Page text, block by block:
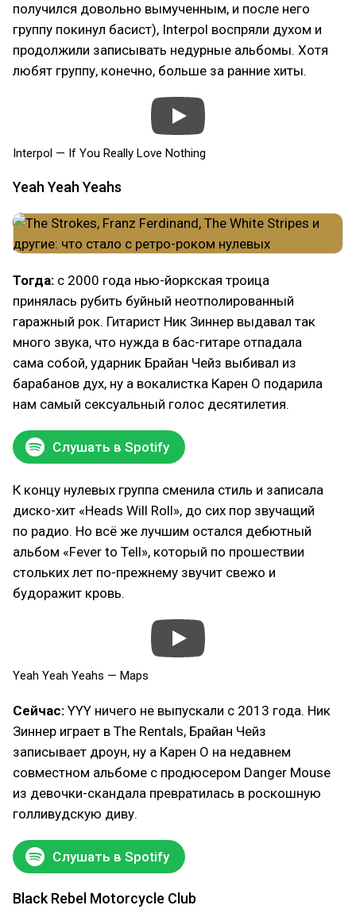
получился довольно вымученным, и после него
группу покинул басист), Interpol воспряли духом и
продолжили записывать недурные альбомы. Хотя
любят группу, конечно, больше за ранние хиты.
Interpol — If You Really Love Nothing
Yeah Yeah Yeahs
Тогда: с 2000 года нью-йоркская троица
принялась рубить буйный неотполированный
гаражный рок. Гитарист Ник Зиннер выдавал так
много звука, что нужда в бас-гитаре отпадала
сама собой, ударник Брайан Чейз выбивал из
барабанов дух, ну а вокалистка Карен О подарила
нам самый сексуальный голос десятилетия.
Слушать в Spotify
К концу нулевых группа сменила стиль и записала
диско-хит «Heads Will Roll», до сих пор звучащий
по радио. Но всё же лучшим остался дебютный
альбом «Fever to Tell», который по прошествии
стольких лет по-прежнему звучит свежо и
будоражит кровь.
Yeah Yeah Yeahs — Maps
Сейчас: YYY ничего не выпускали с 2013 года. Ник
Зиннер играет в The Rentals, Брайан Чейз
записывает дроун, ну а Карен О на недавнем
совместном альбоме с продюсером Danger Mouse
из девочки-скандала превратилась в роскошную
голливудскую диву.
Слушать в Spotify
Black Rebel Motorcycle Club